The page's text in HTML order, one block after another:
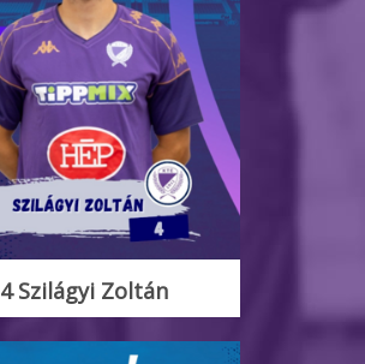
4 Szilágyi Zoltán